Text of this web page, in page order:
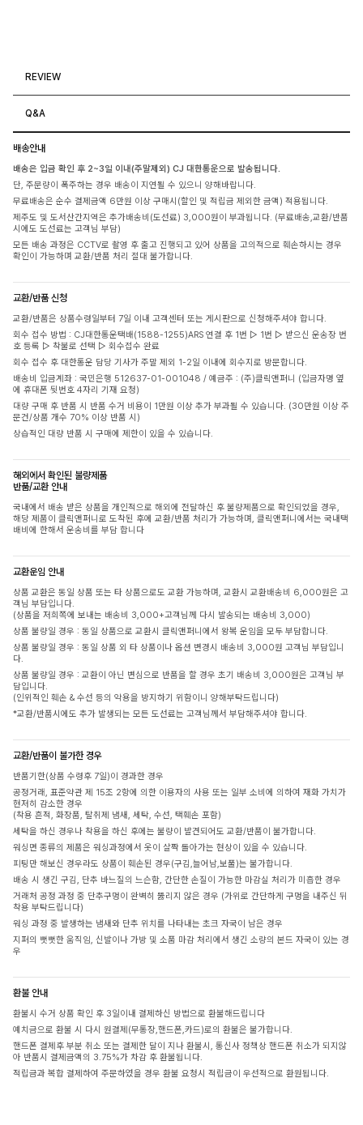
REVIEW
Q&A
배송안내
배송은 입금 확인 후 2~3일 이내(주말제외) CJ 대한통운으로 발송됩니다.
단, 주문량이 폭주하는 경우 배송이 지연될 수 있으니 양해바랍니다.
무료배송은 순수 결제금액 6만원 이상 구매시(할인 및 적립금 제외한 금액) 적용됩니다.
제주도 및 도서산간지역은 추가배송비(도선료) 3,000원이 부과됩니다. (무료배송,교환/반품
시에도 도선료는 고객님 부담)
모든 배송 과정은 CCTV로 촬영 후 출고 진행되고 있어 상품을 고의적으로 훼손하시는 경우
확인이 가능하며 교환/반품 처리 절대 불가합니다.
교환/반품 신청
교환/반품은 상품수령일부터 7일 이내 고객센터 또는 게시판으로 신청해주셔야 합니다.
회수 접수 방법 : CJ대한통운택배(1588-1255)ARS 연결 후 1번 ▷ 1번 ▷ 받으신 운송장 번
호 등록 ▷ 착불로 선택 ▷ 회수접수 완료
회수 접수 후 대한통운 담당 기사가 주말 제외 1-2일 이내에 회수지로 방문합니다.
배송비 입금계좌 : 국민은행 512637-01-001048 / 예금주 : (주)클릭앤퍼니 (입금자명 옆
에 휴대폰 뒷번호 4자리 기재 요청)
대량 구매 후 반품 시 반품 수거 비용이 1만원 이상 추가 부과될 수 있습니다. (30만원 이상 주
문건/상품 개수 70% 이상 반품 시)
상습적인 대량 반품 시 구매에 제한이 있을 수 있습니다.
해외에서 확인된 불량제품
반품/교환 안내
국내에서 배송 받은 상품을 개인적으로 해외에 전달하신 후 불량제품으로 확인되었을 경우,
해당 제품이 클릭앤퍼니로 도착된 후에 교환/반품 처리가 가능하며, 클릭앤퍼니에서는 국내택
배비에 한해서 운송비를 부담 합니다
교환운임 안내
상품 교환은 동일 상품 또는 타 상품으로도 교환 가능하며, 교환시 교환배송비 6,000원은 고
객님 부담입니다.
(상품을 저희쪽에 보내는 배송비 3,000+고객님께 다시 발송되는 배송비 3,000)
상품 불량일 경우 : 동일 상품으로 교환시 클릭앤퍼니에서 왕복 운임을 모두 부담합니다.
상품 불량일 경우 : 동일 상품 외 타 상품이나 옵션 변경시 배송비 3,000원 고객님 부담입니
다.
상품 불량일 경우 : 교환이 아닌 변심으로 반품을 할 경우 초기 배송비 3,000원은 고객님 부
담입니다.
(인위적인 훼손 & 수선 등의 악용을 방지하기 위함이니 양해부탁드립니다)
*교환/반품시에도 추가 발생되는 모든 도선료는 고객님께서 부담해주셔야 합니다.
교환/반품이 불가한 경우
반품기한(상품 수령후 7일)이 경과한 경우
공정거래, 표준약관 제 15조 2항에 의한 이용자의 사용 또는 일부 소비에 의하여 재화 가치가
현저히 감소한 경우
(착용 흔적, 화장품, 탈취제 냄새, 세탁, 수선, 택훼손 포함)
세탁을 하신 경우나 착용을 하신 후에는 불량이 발견되어도 교환/반품이 불가합니다.
워싱면 종류의 제품은 워싱과정에서 옷이 살짝 돌아가는 현상이 있을 수 있습니다.
피팅만 해보신 경우라도 상품이 훼손된 경우(구김,늘어남,보풀)는 불가합니다.
배송 시 생긴 구김, 단추 바느질의 느슨함, 간단한 손질이 가능한 마감실 처리가 미흡한 경우
거래처 공정 과정 중 단추구멍이 완벽히 뚫리지 않은 경우 (가위로 간단하게 구멍을 내주신 뒤
착용 부탁드립니다)
워싱 과정 중 발생하는 냄새와 단추 위치를 나타내는 초크 자국이 남은 경우
지퍼의 뻣뻣한 움직임, 신발이나 가방 및 소품 마감 처리에서 생긴 소량의 본드 자국이 있는 경
우
환불 안내
환불시 수거 상품 확인 후 3일이내 결제하신 방법으로 환불해드립니다
예치금으로 환불 시 다시 원결제(무통장,핸드폰,카드)로의 환불은 불가합니다.
핸드폰 결제후 부분 취소 또는 결제한 달이 지나 환불시, 통신사 정책상 핸드폰 취소가 되지않
아 반품시 결제금액의 3.75%가 차감 후 환불됩니다.
적립금과 복합 결제하여 주문하였을 경우 환불 요청시 적립금이 우선적으로 환원됩니다.